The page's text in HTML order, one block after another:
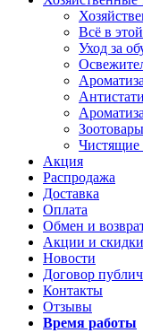
Всё в
Уход за
Зоотовары
Чистящие
Акция
Распродажа
Доставка
Оплата
Обмен и
Акции и скидки
Новости
Договор
Контакты
Отзывы
Время работы